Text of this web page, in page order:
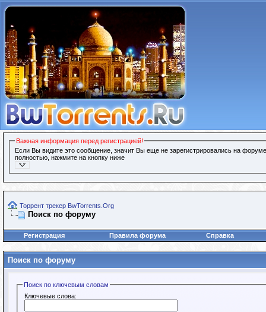
Важная информация перед регистрацией!
Если Вы видите это сообщение, значит Вы еще не зарегистрировались на
полностью, нажмите на кнопку ниже
Торрент трекер BwTorrents.Org
Поиск по форуму
Регистрация Правила форума Справка
Поиск по форуму
Поиск по ключевым словам
Ключевые слова: